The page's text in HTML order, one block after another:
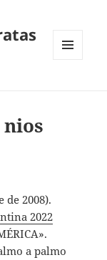
de 2008).
2022
a palmo